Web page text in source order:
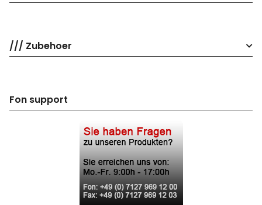
/// Zubehoer
Fon support